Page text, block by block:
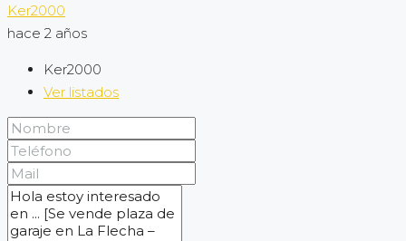
Ker2000
hace 2 años
Ker2000
Ver listados